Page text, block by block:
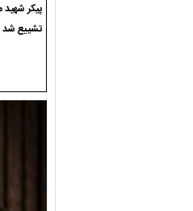
پیکر
تشییع شد